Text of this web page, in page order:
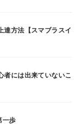
達方法【スマブラスイ
者には出来ていないこ
一歩